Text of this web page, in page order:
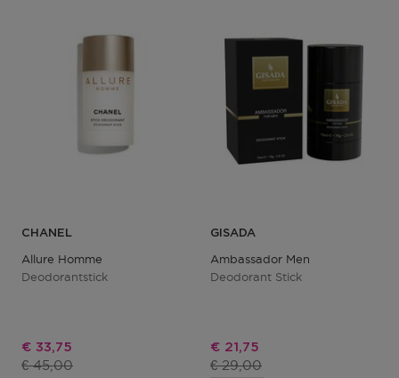
CHANEL
Allure Homme
Deodorantstick
Kortingsprijs
€ 33,75
Productprijs
€ 45,00
GISADA
Ambassador Men
Deodorant Stick
Kortingsprijs
€ 21,75
Productprijs
€ 29,00